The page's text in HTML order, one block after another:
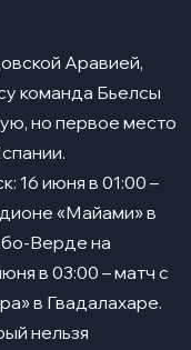
Аравией,
команда Бьелсы
но первое место
16 июня в 01:00 –
«Майами» в
Верде на
в 03:00 – матч с
в Гвадалахаре.
нельзя